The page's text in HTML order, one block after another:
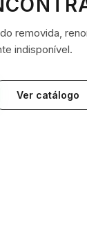
removida,
indisponível.
Ver catálogo